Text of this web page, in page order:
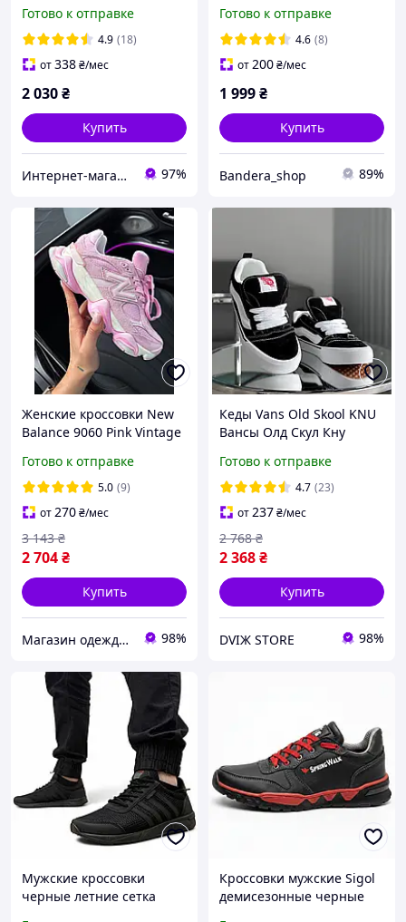
Готово к отправке
4.9 (18)
от338₴/мес
2 030₴
Купить
Интернет-магазин «Step Master» 97%
Готово к отправке
4.6 (8)
от200₴/мес
1 999₴
Купить
Bandera_shop 89%
Женские кроссовки New
Balance 9060 Pink Vintage
замша с потертостями
для девушек
Готово к отправке
5.0 (9)
от270₴/мес
2 704₴
3 143 ₴
Купить
Магазин одежды обуви и топовых товаров 98%
Кеды Vans Old Skool KNU
Вансы Олд Скул Кну
белые замша демисезон
дутые
Готово к отправке
4.7 (23)
от237₴/мес
2 368₴
2 768 ₴
Купить
DVIЖ STORE 98%
Мужские кроссовки
черные летние сетка
Кроссовки мужские Sigol
демиcезонные черные